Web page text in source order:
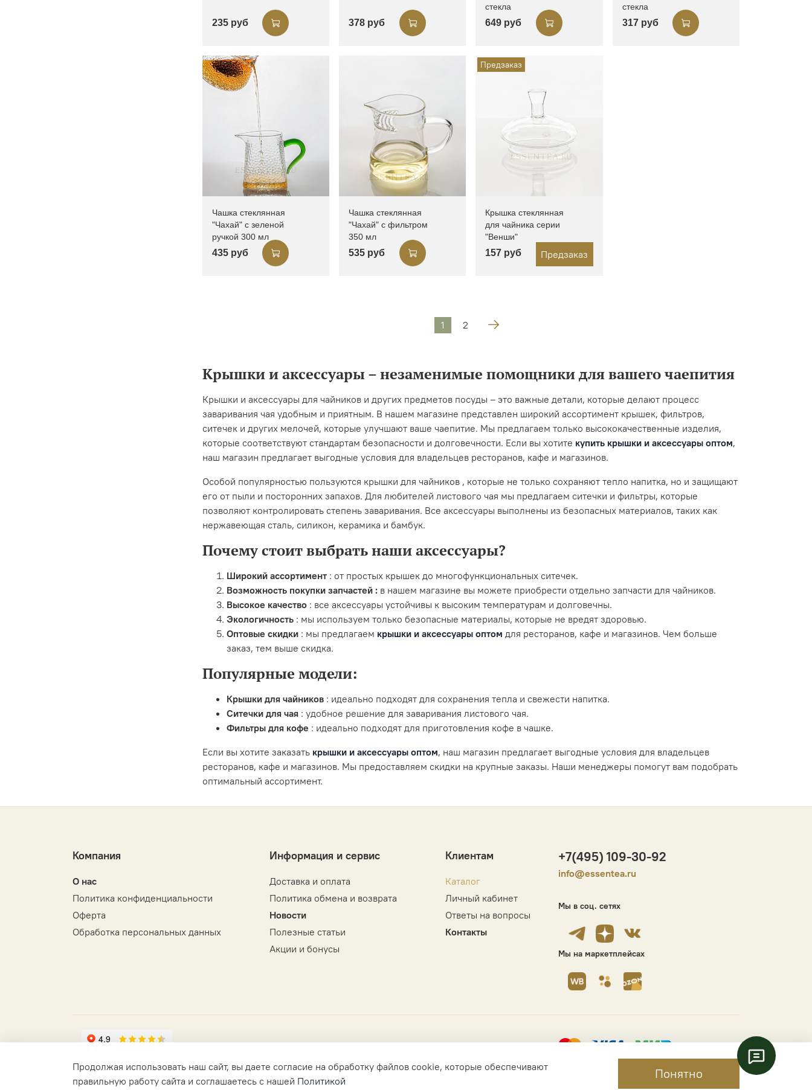
235 руб 378 руб
стекла
649 руб
стекла
317 руб
Чашка стеклянная
"Чахай" с зеленой
ручкой 300 мл
435 руб
Чашка стеклянная
"Чахай" с фильтром
350 мл
535 руб
Предзаказ
Крышка стеклянная
для чайника серии
"Венши"
157 руб Предзаказ
1 2
Крышки и аксессуары – незаменимые помощники для вашего чаепития
Крышки и аксессуары для чайников и других предметов посуды – это важные детали, которые делают процесс
заваривания чая удобным и приятным. В нашем магазине представлен широкий ассортимент крышек, фильтров,
ситечек и других мелочей, которые улучшают ваше чаепитие. Мы предлагаем только высококачественные изделия,
которые соответствуют стандартам безопасности и долговечности. Если вы хотите купить крышки и аксессуары оптом,
наш магазин предлагает выгодные условия для владельцев ресторанов, кафе и магазинов.
Особой популярностью пользуются крышки для чайников , которые не только сохраняют тепло напитка, но и защищают
его от пыли и посторонних запахов. Для любителей листового чая мы предлагаем ситечки и фильтры, которые
позволяют контролировать степень заваривания. Все аксессуары выполнены из безопасных материалов, таких как
нержавеющая сталь, силикон, керамика и бамбук.
Почему стоит выбрать наши аксессуары?
Широкий ассортимент : от простых крышек до многофункциональных ситечек.
Возможность покупки запчастей : в нашем магазине вы можете приобрести отдельно запчасти для чайников.
Высокое качество : все аксессуары устойчивы к высоким температурам и долговечны.
Экологичность : мы используем только безопасные материалы, которые не вредят здоровью.
Оптовые скидки : мы предлагаем крышки и аксессуары оптом для ресторанов, кафе и магазинов. Чем больше
заказ, тем выше скидка.
Популярные модели:
Крышки для чайников : идеально подходят для сохранения тепла и свежести напитка.
Ситечки для чая : удобное решение для заваривания листового чая.
Фильтры для кофе : идеально подходят для приготовления кофе в чашке.
Если вы хотите заказать крышки и аксессуары оптом, наш магазин предлагает выгодные условия для владельцев
ресторанов, кафе и магазинов. Мы предоставляем скидки на крупные заказы. Наши менеджеры помогут вам подобрать
оптимальный ассортимент.
Компания
О нас
Политика конфиденциальности
Оферта
Обработка персональных данных
Информация и сервис
Доставка и оплата
Политика обмена и возврата
Новости
Полезные статьи
Акции и бонусы
Клиентам
Каталог
Личный кабинет
Ответы на вопросы
Контакты
+7(495) 109-30-92
info@essentea.ru
Мы в соц. сетях
Мы на маркетплейсах
Продолжая использовать наш сайт, вы даете согласие на обработку файлов cookie, которые обеспечивают
правильную работу сайта и соглашаетесь с нашей Политикой Понятно